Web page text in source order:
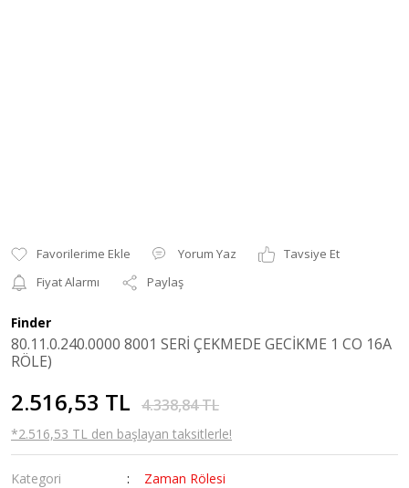
Yorum Yaz
Tavsiye Et
Fiyat Alarmı
Paylaş
Finder
80.11.0.240.0000 8001 SERİ ÇEKMEDE GECİKME 1 CO 16A
RÖLE)
2.516,53 TL 4.338,84 TL
*2.516,53 TL den başlayan taksitlerle!
Kategori
Zaman Rölesi